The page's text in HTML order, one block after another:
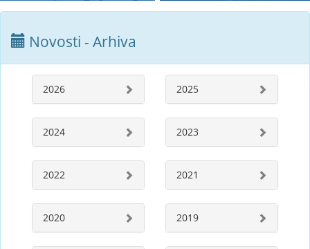
Novosti - Arhiva
2026 2025
2024 2023
2022 2021
2020 2019